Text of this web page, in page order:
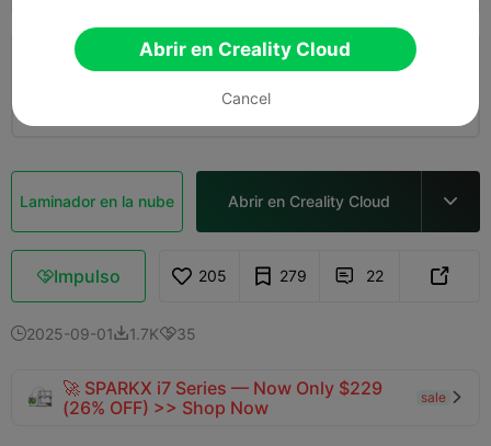
0.2mm layer, 2 walls, 15% infill
01h 40m
Laminador en la nube Abrir en Creality Cloud 
Impulso 205 279  22 
2025-09-011.7K35
🚀 SPARKX i7 Series — Now Only $229
(26% OFF) >> Shop Now
sale 
Abrir en Creality Cloud
Cancel